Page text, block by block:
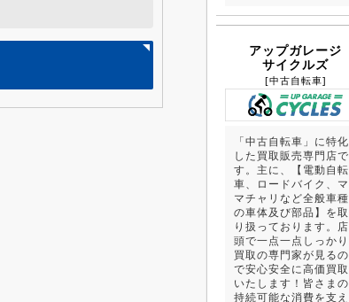
アップガレージ
サイクルズ
[中古自転車]
「中古自転車」に特化
した買取販売専門店で
す。主に、【電動自転
車、ロードバイク、マ
マチャリなど全般車種
の車体及び部品】を取
り扱っております。店
頭で一点一点しっかり
買取の専門家が見るの
で安心安全に高価買取
いたします！皆さまの
持続可能な消費を支え